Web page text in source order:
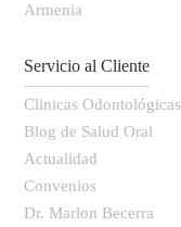
Armenia
Servicio al Cliente
Clinicas Odontológicas
Blog de Salud Oral
Actualidad
Convenios
Dr. Marlon Becerra